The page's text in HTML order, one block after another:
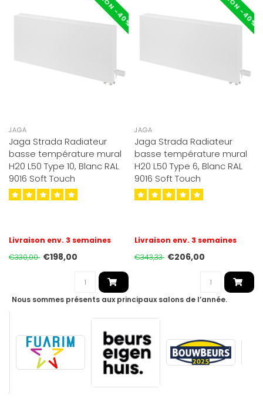
JAGA
Jaga Strada Radiateur
basse température mural
H20 L50 Type 10, Blanc RAL
9016 Soft Touch
Livraison env. 3 semaines
€330,00 €198,00
JAGA
Jaga Strada Radiateur
basse température mural
H20 L50 Type 6, Blanc RAL
9016 Soft Touch
Livraison env. 3 semaines
€343,33 €206,00
Nous sommes présents aux principaux salons de l’année.